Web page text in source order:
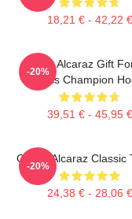
18,21 € - 42,22 €
Carlos Alcaraz Gift
Tennis Champion
39,51 € - 45,95 €
-20%
Carlos Alcaraz Classic
24,38 € - 28,06 €
-20%